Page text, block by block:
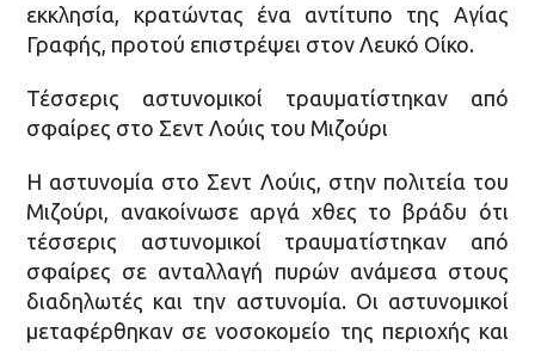
εκκλησία, κρατώντας ένα αντίτυπο της Αγίας
Γραφής, προτού επιστρέψει στον Λευκό Οίκο.
Τέσσερις αστυνομικοί τραυματίστηκαν από
σφαίρες στο Σεντ Λούις του Μιζούρι
H αστυνομία στο Σεντ Λούις, στην πολιτεία του
Μιζούρι, ανακοίνωσε αργά χθες το βράδυ ότι
τέσσερις αστυνομικοί τραυματίστηκαν από
σφαίρες σε ανταλλαγή πυρών ανάμεσα στους
διαδηλωτές και την αστυνομία. Οι αστυνομικοί
μεταφέρθηκαν σε νοσοκομείο της περιοχής και